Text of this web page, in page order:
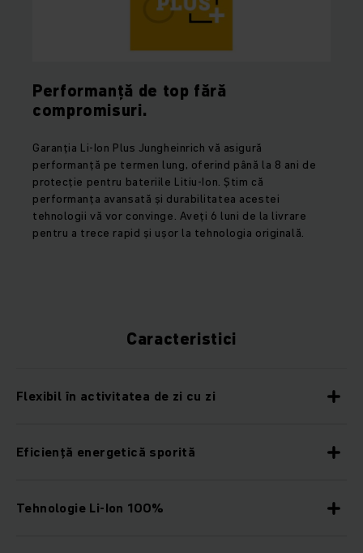
Performanță de top fără
compromisuri.
Garanția Li-Ion Plus Jungheinrich vă asigură
performanță pe termen lung, oferind până la 8 ani de
protecție pentru bateriile Litiu-Ion. Știm că
performanța avansată și durabilitatea acestei
tehnologii vă vor convinge. Aveți 6 luni de la livrare
pentru a trece rapid și ușor la tehnologia originală.
Caracteristici
Flexibil în activitatea de zi cu zi
Eficiență energetică sporită
Tehnologie Li-Ion 100%